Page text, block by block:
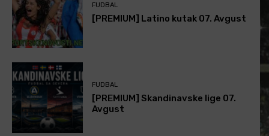
FUDBAL
[PREMIUM] Latino kutak 07. Avgust
FUDBAL
[PREMIUM] Skandinavske lige 07.
Avgust